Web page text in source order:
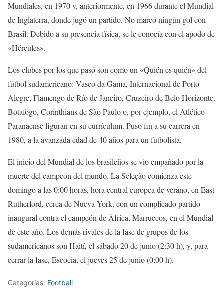
Mundiales, en 1970 y, anteriormente, en 1966 durante el Mundial
de Inglaterra, donde jugó un partido. No marcó ningún gol con
Brasil. Debido a su presencia física, se le conocía con el apodo de
«Hércules».
Los clubes por los que pasó son como un «Quién es quién» del
fútbol sudamericano: Vasco da Gama, Internacional de Porto
Alegre, Flamengo de Río de Janeiro, Cruzeiro de Belo Horizonte,
Botafogo, Corinthians de São Paulo o, por ejemplo, el Atlético
Paranaense figuran en su currículum. Puso fin a su carrera en
1980, a la avanzada edad de 40 años para un futbolista.
El inicio del Mundial de los brasileños se vio empañado por la
muerte del campeón del mundo. La Seleção comienza este
domingo a las 0:00 horas, hora central europea de verano, en East
Rutherford, cerca de Nueva York, con un complicado partido
inaugural contra el campeón de África, Marruecos, en el Mundial
de este año. Los demás rivales de la fase de grupos de los
sudamericanos son Haití, el sábado 20 de junio (2:30 h), y, para
cerrar la fase, Escocia, el jueves 25 de junio (0:00 h).
Categorías: Football